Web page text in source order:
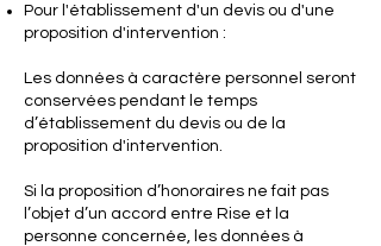
Pour l'établissement d'un devis ou d'une
proposition d'intervention :
Les données à caractère personnel seront
conservées pendant le temps
d’établissement du devis ou de la
proposition d'intervention.
Si la proposition d’honoraires ne fait pas
l’objet d’un accord entre Rise et la
personne concernée, les données à